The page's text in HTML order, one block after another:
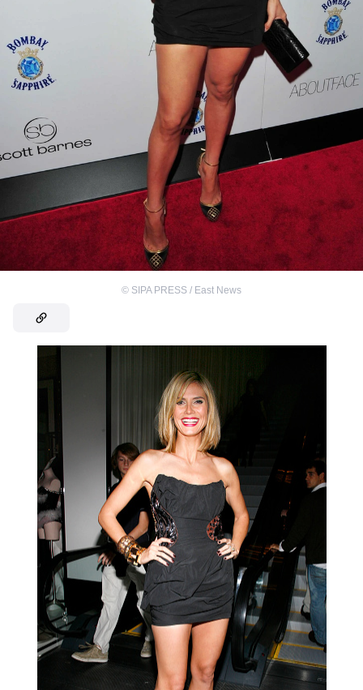
© SIPA PRESS / East News